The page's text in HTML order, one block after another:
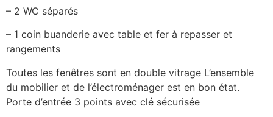
– 2 WC séparés
– 1 coin buanderie avec table et fer à repasser et
rangements
Toutes les fenêtres sont en double vitrage L’ensemble
du mobilier et de l’électroménager est en bon état.
Porte d’entrée 3 points avec clé sécurisée